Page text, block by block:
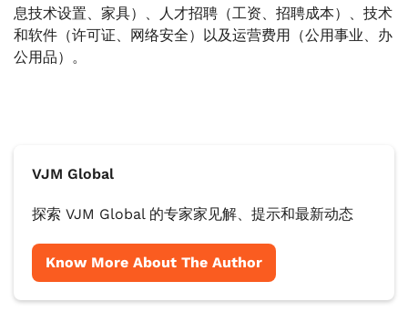
息技术设置、家具）、人才招聘（工资、招聘成本）、技术
和软件（许可证、网络安全）以及运营费用（公用事业、办
公用品）。
VJM Global
探索 VJM Global 的专家家见解、提示和最新动态
Know More About The Author